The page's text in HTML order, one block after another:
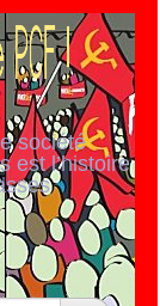
société
est l’histoire